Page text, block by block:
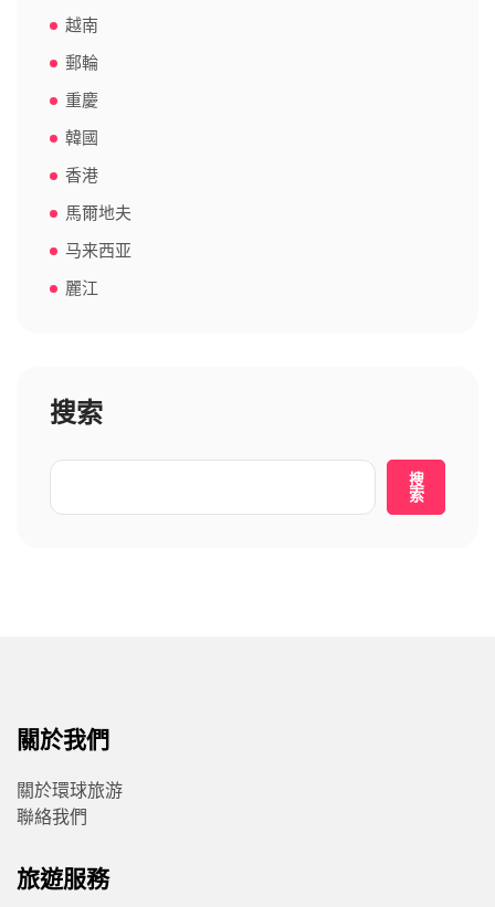
越南
郵輪
重慶
韓國
香港
馬爾地夫
马来西亚
麗江
搜索
搜
索
關於我們
關於環球旅游
聯絡我們
旅遊服務